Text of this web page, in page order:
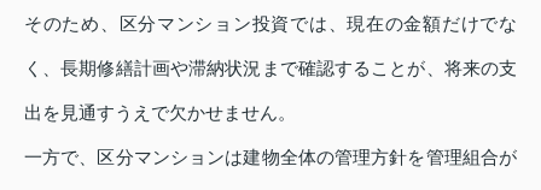
そのため、区分マンション投資では、現在の金額だけでな
く、長期修繕計画や滞納状況まで確認することが、将来の支
出を見通すうえで欠かせません。
一方で、区分マンションは建物全体の管理方針を管理組合が